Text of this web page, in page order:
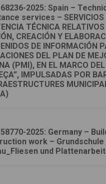
2025: Spain –
services – SERVICIOS
TÉCNICA
CREACIÓN Y
DE INFORMACIÓN
DEL PLAN DE
(PMI), EN EL MARCO
IMPULSADAS POR
2025: Germany –
work – Grundschule
und